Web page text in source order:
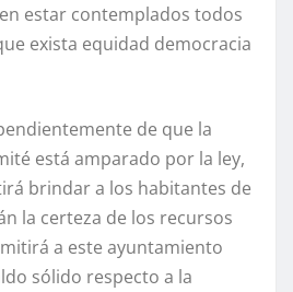
estar contemplados todos
exista equidad democracia
de que la
está amparado por la ley,
brindar a los habitantes de
la certeza de los recursos
a este ayuntamiento
sólido respecto a la